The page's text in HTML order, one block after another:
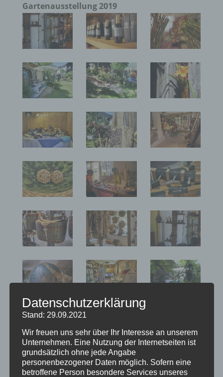
Gartenausstellung 2019
Datenschutzerklärung
Stand: 29.09.2021
Wir freuen uns sehr über Ihr Interesse an unserem
Unternehmen. Eine Nutzung der Internetseiten ist
grundsätzlich ohne jede Angabe
personenbezogener Daten möglich. Sofern eine
betroffene Person besondere Services unseres